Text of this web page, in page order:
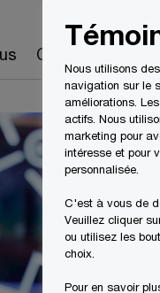
Carrières
Nous utilisons
navigation sur le
améliorations.
actifs. Nous
marketing pour
intéresse et pour
personnalisée.
C'est à vous de
Veuillez cliquer
ou utilisez les
choix.
Pour en savoir